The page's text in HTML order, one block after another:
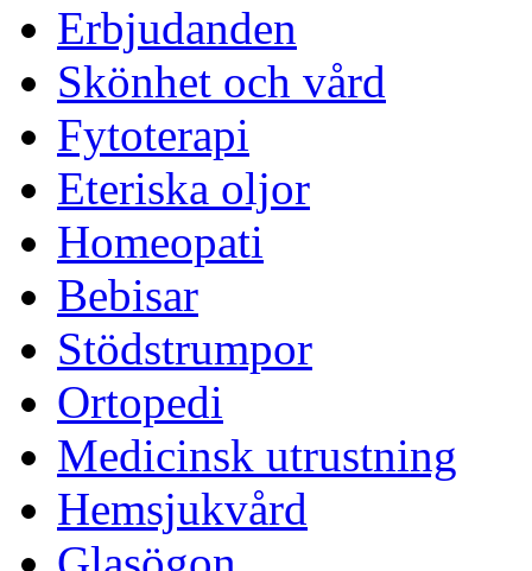
Erbjudanden
Skönhet och vård
Fytoterapi
Eteriska oljor
Homeopati
Bebisar
Stödstrumpor
Ortopedi
Medicinsk utrustning
Hemsjukvård